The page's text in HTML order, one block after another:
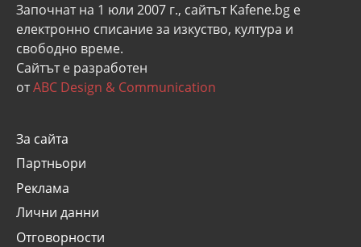
Започнат на 1 юли 2007 г., сайтът Kafene.bg e
eлектронно списание за изкуство, култура и
свободно време.
Сайтът е разработен
отABC Design & Communication
За сайта
Партньори
Реклама
Лични данни
Отговорности